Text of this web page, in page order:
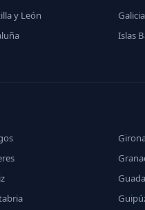
y León
Galicia
Islas